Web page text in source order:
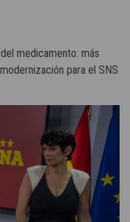
medicamento: más
para el SNS